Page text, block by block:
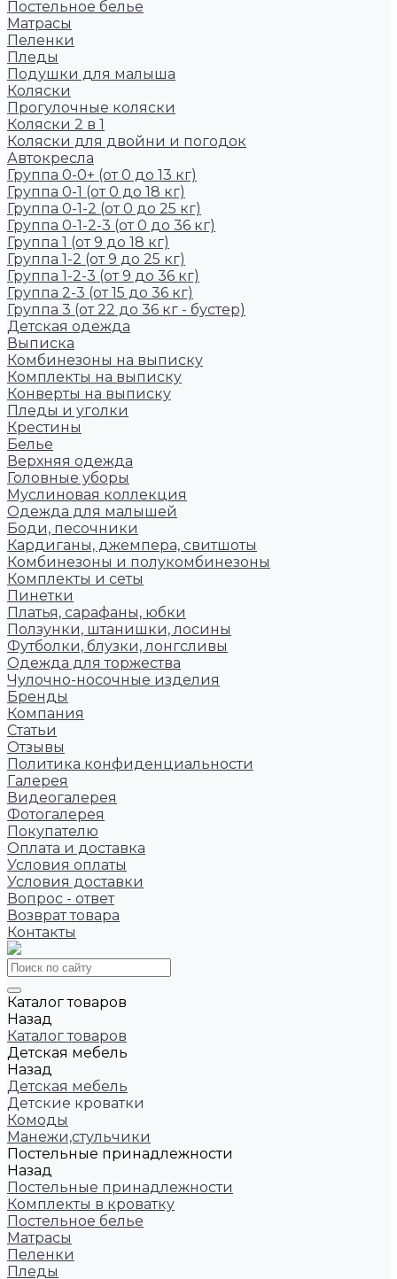
Постельное белье
Матрасы
Пеленки
Пледы
Подушки для малыша
Коляски
Прогулочные коляски
Коляски 2 в 1
Коляски для двойни и погодок
Автокресла
Группа 0-0+ (от 0 до 13 кг)
Группа 0-1 (от 0 до 18 кг)
Группа 0-1-2 (от 0 до 25 кг)
Группа 0-1-2-3 (от 0 до 36 кг)
Группа 1 (от 9 до 18 кг)
Группа 1-2 (от 9 до 25 кг)
Группа 1-2-3 (от 9 до 36 кг)
Группа 2-3 (от 15 до 36 кг)
Группа 3 (от 22 до 36 кг - бустер)
Детская одежда
Выписка
Комбинезоны на выписку
Комплекты на выписку
Конверты на выписку
Пледы и уголки
Крестины
Белье
Верхняя одежда
Головные уборы
Муслиновая коллекция
Одежда для малышей
Боди, песочники
Кардиганы, джемпера, свитшоты
Комбинезоны и полукомбинезоны
Комплекты и сеты
Пинетки
Платья, сарафаны, юбки
Ползунки, штанишки, лосины
Футболки, блузки, лонгсливы
Одежда для торжества
Чулочно-носочные изделия
Бренды
Компания
Статьи
Отзывы
Политика конфиденциальности
Галерея
Видеогалерея
Фотогалерея
Покупателю
Оплата и доставка
Условия оплаты
Условия доставки
Вопрос - ответ
Возврат товара
Контакты
Каталог товаров
Назад
Каталог товаров
Детская мебель
Назад
Детская мебель
Детские кроватки
Комоды
Манежи,стульчики
Постельные принадлежности
Назад
Постельные принадлежности
Комплекты в кроватку
Постельное белье
Матрасы
Пеленки
Пледы